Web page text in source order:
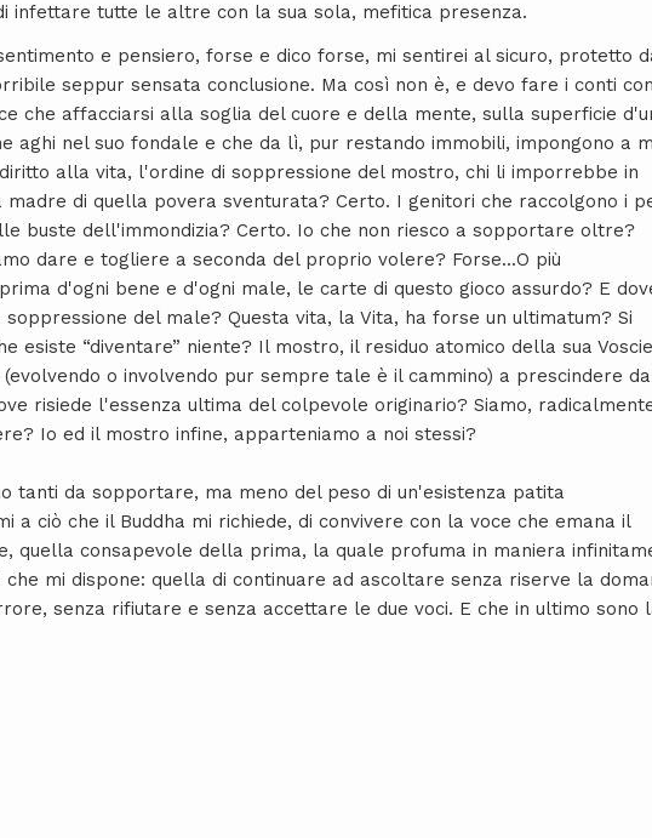
infettare tutte le altre con la sua sola, mefitica presenza.
e pensiero, forse e dico forse, mi sentirei al sicuro, protetto
seppur sensata conclusione. Ma così non è, e devo fare i conti
che affacciarsi alla soglia del cuore e della mente, sulla superficie
aghi nel suo fondale e che da lì, pur restando immobili, impongono a
alla vita, l'ordine di soppressione del mostro, chi li imporrebbe in
di quella povera sventurata? Certo. I genitori che raccolgono i
buste dell'immondizia? Certo. Io che non riesco a sopportare oltre?
dare e togliere a seconda del proprio volere? Forse...O più
d'ogni bene e d'ogni male, le carte di questo gioco assurdo? E
del male? Questa vita, la Vita, ha forse un ultimatum? Si
esiste “diventare” niente? Il mostro, il residuo atomico della sua
o involvendo pur sempre tale è il cammino) a prescindere
risiede l'essenza ultima del colpevole originario? Siamo,
Io ed il mostro infine, apparteniamo a noi stessi?
tanti da sopportare, ma meno del peso di un'esistenza patita
ciò che il Buddha mi richiede, di convivere con la voce che emana il
quella consapevole della prima, la quale profuma in maniera
mi dispone: quella di continuare ad ascoltare senza riserve la
senza rifiutare e senza accettare le due voci. E che in ultimo sono
DALL'ESISTENZA ALLA STORIA E VICEVERSA